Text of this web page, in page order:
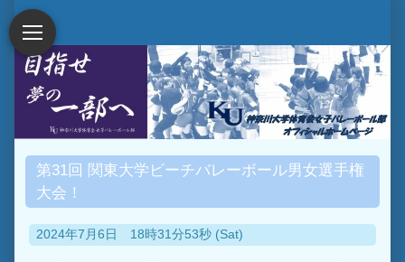
第31回 関東大学ビーチバレーボール男女選手権
大会！
2024年7月6日 18時31分53秒 (Sat)